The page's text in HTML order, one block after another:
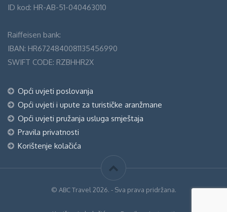
ID kod: HR-AB-51-040463010
Raiffeisen bank:
IBAN: HR6724840081135456990
SWIFT CODE: RZBHHR2X
Opći uvjeti poslovanja
Opći uvjeti i upute za turističke aranžmane
Opći uvjeti pružanja usluga smještaja
Pravila privatnosti
Korištenje kolačića
© ABC Travel 2026. - Sva prava pridržana.